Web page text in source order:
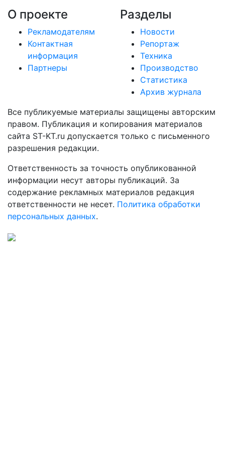
О проекте
Рекламодателям
Контактная
информация
Партнеры
Разделы
Новости
Репортаж
Техника
Производство
Статистика
Архив журнала
Все публикуемые материалы защищены авторским
правом. Публикация и копирования материалов
сайта ST-KT.ru допускается только с письменного
разрешения редакции.
Ответственность за точность опубликованной
информации несут авторы публикаций. За
содержание рекламных материалов редакция
ответственности не несет. Политика обработки
персональных данных.